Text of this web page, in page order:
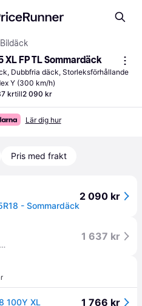
Bildäck
XL FP TL Sommardäck
Dubbfria däck, Storleksförhållande
Y (300 km/h)
krtill2 090 kr
Lär dig hur
Pris med frakt
- Sommardäck
2 090 kr
Pirelli PZERO (PZ5) XL FP TL 245/45 R18 100Y personbil Däck 4316200
1 637 kr
100Y XL 1 766 kr